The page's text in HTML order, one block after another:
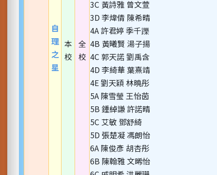
自
理
之
星
本
校
全
校
3C 黃詩雅 曾文萱
3D 李煒倩 陳希晴
4A 許君婷 季千躒
4B 黃曦賢 湯子揚
4C 郭天諾 劉禹含
4D 李綺華 葉熹靖
4E 劉天穎 林曉彤
5A 陳雪瑩 王怡茵
5B 鍾綽謙 許諾晴
5C 艾敏 鄧舒綺
5D 張楚凝 馮朗怡
6A 陳俊彥 胡杏彤
6B 陳翰雅 文晞怡